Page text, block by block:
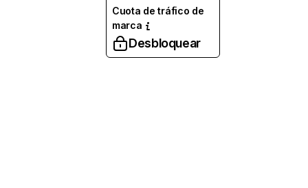
Cuota de tráfico de
marca
Desbloquear